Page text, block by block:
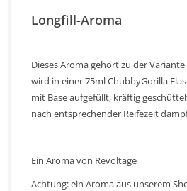
Longfill-Aroma
Dieses Aroma gehört zu der
wird in einer 75ml ChubbyGorilla
mit Base aufgefüllt, kräftig
nach entsprechender Reifezeit
Ein Aroma von Revoltage
Achtung: ein Aroma aus unserem